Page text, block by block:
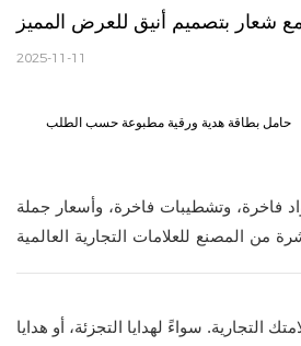
بتصميم أنيق للعرض المميز
2025-11-11
حامل بطاقة هدية ورقية مطبوعة حسب الطلب
فاخرة، وتشطيبات فاخرة، وأسعار جملة
سواءً لهدايا التجزئة، أو هدايا